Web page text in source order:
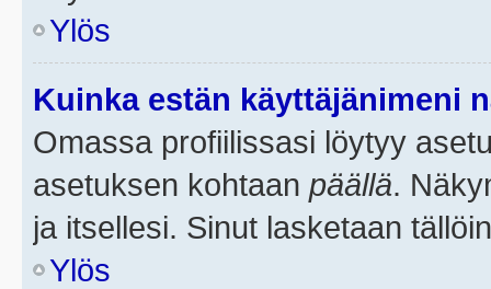
Ylös
Kuinka estän käyttäjänimeni
Omassa profiilissasi löytyy
asetuksen kohtaan päällä.
ja itsellesi. Sinut lasketaan
Ylös